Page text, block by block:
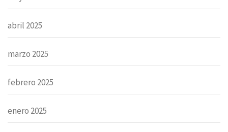
abril 2025
marzo 2025
febrero 2025
enero 2025